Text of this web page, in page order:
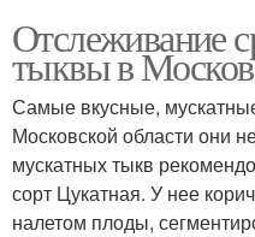
Отслеживание
тыквы в
Самые вкусные,
Московской области они
мускатных тыкв
сорт Цукатная. У нее
налетом плоды,